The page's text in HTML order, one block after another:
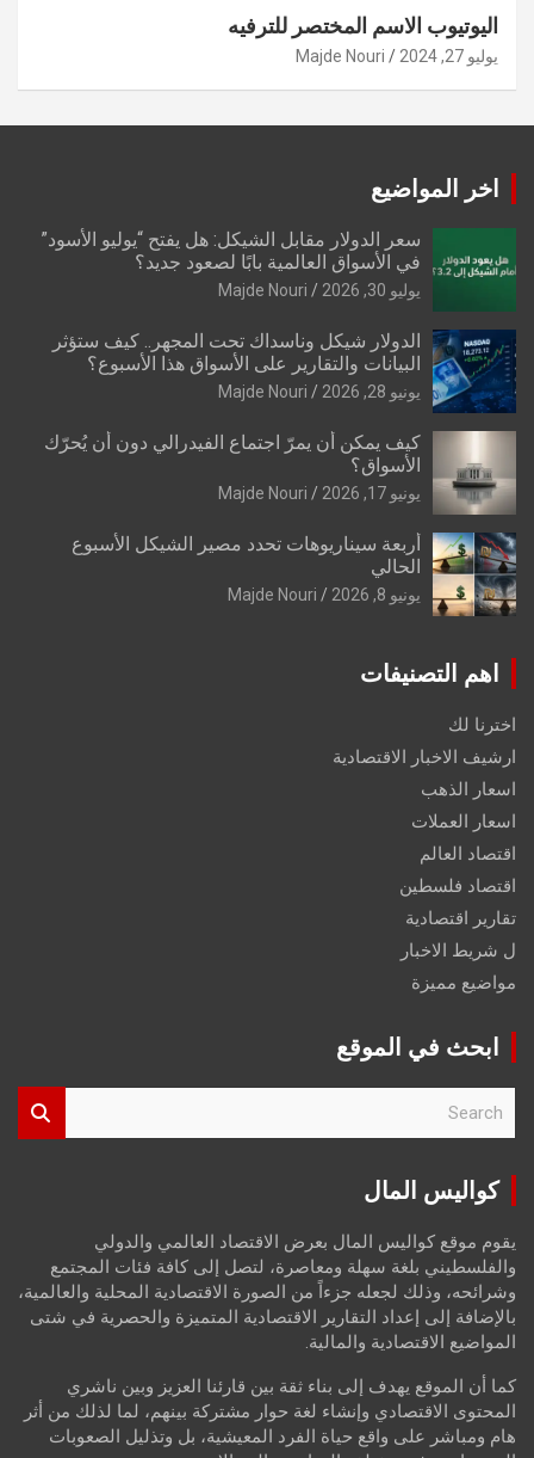
اليوتيوب الاسم المختصر للترفيه
يوليو 27, 2024 Majde Nouri
اخر المواضيع
سعر الدولار مقابل الشيكل: هل يفتح “يوليو الأسود”
في الأسواق العالمية بابًا لصعود جديد؟
يوليو 30, 2026 Majde Nouri
الدولار شيكل وناسداك تحت المجهر.. كيف ستؤثر
البيانات والتقارير على الأسواق هذا الأسبوع؟
يونيو 28, 2026 Majde Nouri
كيف يمكن أن يمرّ اجتماع الفيدرالي دون أن يُحرّك
الأسواق؟
يونيو 17, 2026 Majde Nouri
أربعة سيناريوهات تحدد مصير الشيكل الأسبوع
الحالي
يونيو 8, 2026 Majde Nouri
اهم التصنيفات
اخترنا لك
ارشيف الاخبار الاقتصادية
اسعار الذهب
اسعار العملات
اقتصاد العالم
اقتصاد فلسطين
تقارير اقتصادية
ل شريط الاخبار
مواضيع مميزة
ابحث في الموقع
r
كواليس المال
يقوم موقع كواليس المال بعرض الاقتصاد العالمي والدولي
والفلسطيني بلغة سهلة ومعاصرة، لتصل إلى كافة فئات المجتمع
وشرائحه، وذلك لجعله جزءاً من الصورة الاقتصادية المحلية والعالمية،
بالإضافة إلى إعداد التقارير الاقتصادية المتميزة والحصرية في شتى
المواضيع الاقتصادية والمالية.
كما أن الموقع يهدف إلى بناء ثقة بين قارئنا العزيز وبين ناشري
المحتوى الاقتصادي وإنشاء لغة حوار مشتركة بينهم، لما لذلك من أثر
هام ومباشر على واقع حياة الفرد المعيشية، بل وتذليل الصعوبات